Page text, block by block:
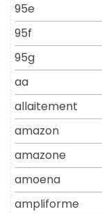
95e
95f
95g
aa
allaitement
amazon
amazone
amoena
ampliforme